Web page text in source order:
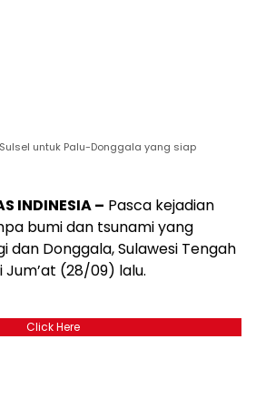
untuk Palu-Donggala yang siap
INDINESIA – Pasca kejadian
bumi dan tsunami yang
dan Donggala, Sulawesi Tengah
(28/09) lalu.
Click Here